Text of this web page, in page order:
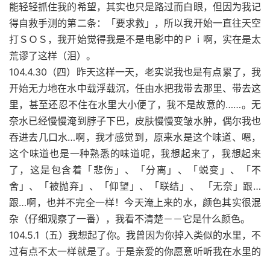
能轻轻抓住我的希望，其实也只是路过而白眼，但因为我记
得自救手测的第二条：「要求救」，所以我开始一直往天空
打ＳＯＳ，我开始觉得我是不是电影中的Ｐｉ啊，实在是太
荒谬了这样（泪）。
104.4.30（四）昨天这样一天，老实说我也是有点累了，我
开始无力地在水中载浮载沉，任由水把我带去那里、带去这
里，甚至还忍不住在水里大小便了，我不是故意的……。无
奈水已经慢慢淹到脖子下巴，皮肤慢慢变皱水肿，偶尔我也
吞进去几口水…啊，我才感觉到，原来水是这个味道、嗯，
这个味道也是一种熟悉的味道呢，我想起来了，我想起来
了，这是包含着「悲伤」、「分离」、「蜕变」、「不
舍」、「被抛弃」、「仰望」、「联结」、 「无奈」跟…
跟…啊，也并不完全一样！今天淹上来的水，颜色其实很混
杂（仔细观察了一番），我看不清楚－－它是什么颜色。
104.5.1（五）我想起了你。我曾因为你掉入类似的水里，不
过有点不太一样就是了。于是亲爱的你愿意听听我在水里的